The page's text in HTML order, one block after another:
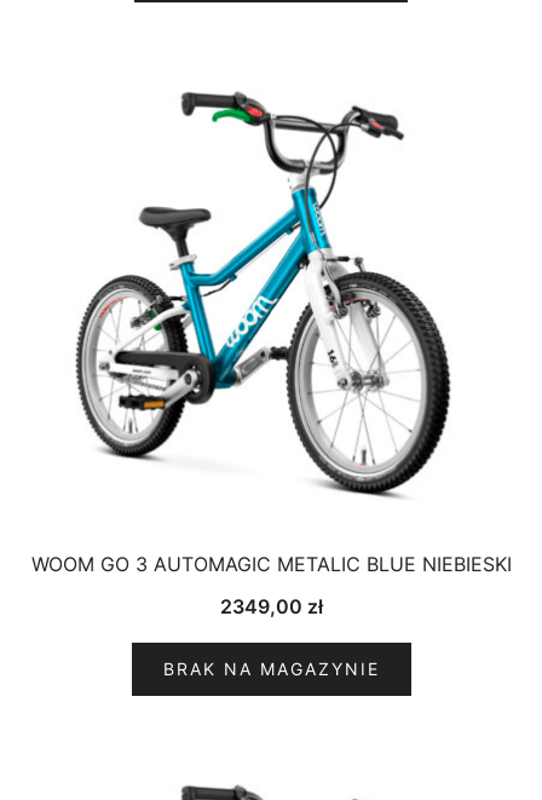
WOOM GO 3 AUTOMAGIC METALIC BLUE NIEBIESKI
2349,00 zł
BRAK NA MAGAZYNIE